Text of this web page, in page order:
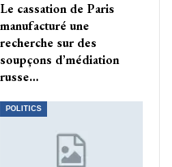
Le cassation de Paris
manufacturé une
recherche sur des
soupçons d’médiation
russe…
POLITICS